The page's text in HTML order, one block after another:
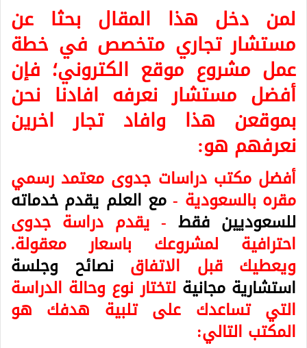
لمن دخل هذا المقال بحثا عن
مستشار تجاري متخصص في خطة
عمل مشروع موقع الكتروني؛ فإن
أفضل مستشار نعرفه افادنا نحن
بموقعن هذا وافاد تجار اخرين
نعرفهم هو:
أفضل مكتب دراسات جدوى معتمد رسمي
مقره بالسعودية - مع العلم يقدم خدماته
للسعوديين فقط- يقدم دراسة جدوى
احترافية لمشروعك باسعار معقولة.
ويعطيك قبل الاتفاق نصائح وجلسة
استشارية مجانية لتختار نوع وحالة الدراسة
التي تساعدك على تلبية هدفك هو
المكتب التالي: